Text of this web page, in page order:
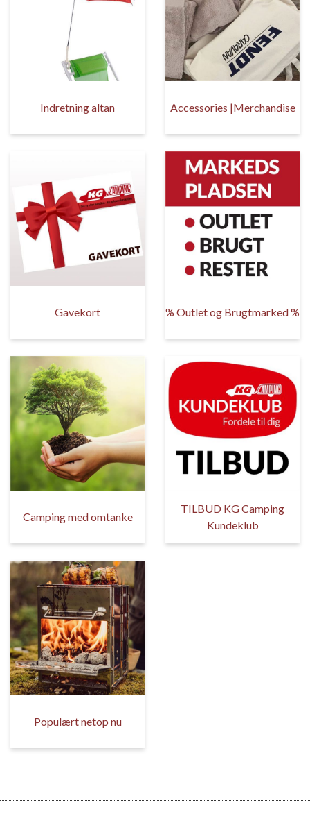
Indretning altan Accessories |Merchandise
Gavekort % Outlet og Brugtmarked %
Camping med omtanke
TILBUD KG Camping
Kundeklub
Populært netop nu